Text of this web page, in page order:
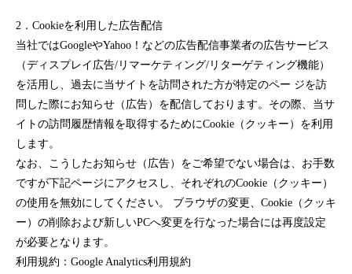
2．Cookieを利用した広告配信
当社ではGoogleやYahoo！などの広告配信事業者の広告サービス
（ディスプレイ広告/リマーケティング/リターゲティング機能）
を活用し、過去に当サイトを訪問された方が特定のペー ジを訪
問した際にお知らせ（広告）を配信しております。その際、当サ
イトの訪問履歴情報を取得するためにCookie（クッキー）を利用
します。
なお、こうしたお知らせ（広告）をご希望でない場合は、お手数
ですが下記ページにアクセスし、それぞれのCookie（クッキー）
の使用を無効にしてください。 ブラウザの変更、Cookie（クッキ
ー）の削除および新しいPCへ変更を行なった場合には再度設定
が必要となります。
利用規約：Google Analytics利用規約